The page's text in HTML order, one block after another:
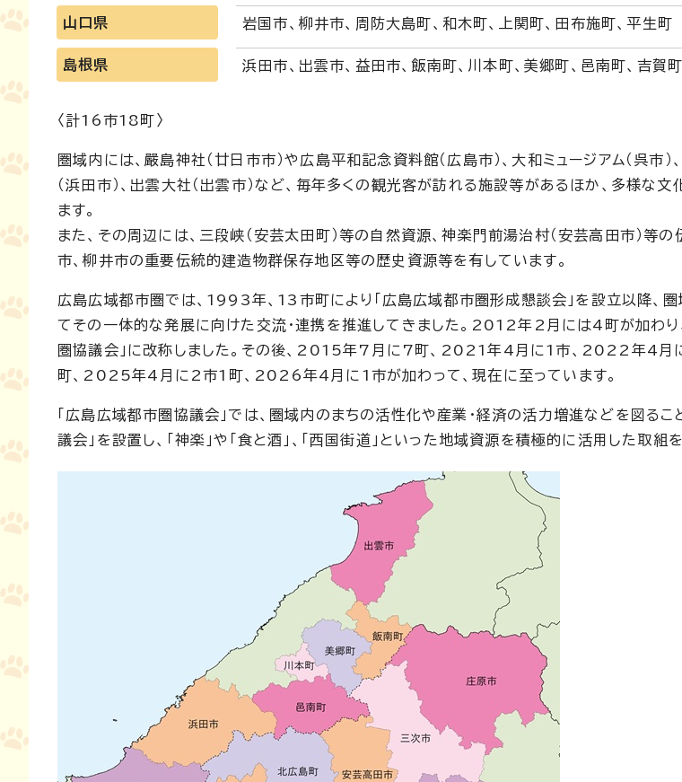
山口県 岩国市、柳井市、周防大島町、和木町、上関町、田布施町、平生町
島根県 浜田市、出雲市、益田市、飯南町、川本町、美郷町、邑南町、吉賀町
〈計16市18町〉
圏域内には、嚴島神社（廿日市市）や広島平和記念資料館（広島市）、大和ミュージアム（呉市）
（浜田市）、出雲大社（出雲市）など、毎年多くの観光客が訪れる施設等があるほか、多様な文
ます。
また、その周辺には、三段峡（安芸太田町）等の自然資源、神楽門前湯治村（安芸高田市）等
市、柳井市の重要伝統的建造物群保存地区等の歴史資源等を有しています。
広島広域都市圏では、1993年、13市町により「広島広域都市圏形成懇談会」を設立以降、圏
てその一体的な発展に向けた交流・連携を推進してきました。2012年2月には4町が加わり、
圏協議会」に改称しました。その後、2015年7月に7町、2021年4月に1市、2022年4
町、2025年4月に2市1町、2026年4月に1市が加わって、現在に至っています。
「広島広域都市圏協議会」では、圏域内のまちの活性化や産業・経済の活力増進などを図るこ
議会」を設置し、「神楽」や「食と酒」、「西国街道」といった地域資源を積極的に活用した取組